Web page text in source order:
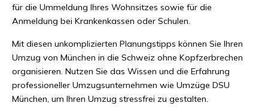
für die Ummeldung Ihres Wohnsitzes sowie für die
Anmeldung bei Krankenkassen oder Schulen.
Mit diesen unkomplizierten Planungstipps können Sie Ihren
Umzug von München in die Schweiz ohne Kopfzerbrechen
organisieren. Nutzen Sie das Wissen und die Erfahrung
professioneller Umzugsunternehmen wie Umzüge DSU
München, um Ihren Umzug stressfrei zu gestalten.